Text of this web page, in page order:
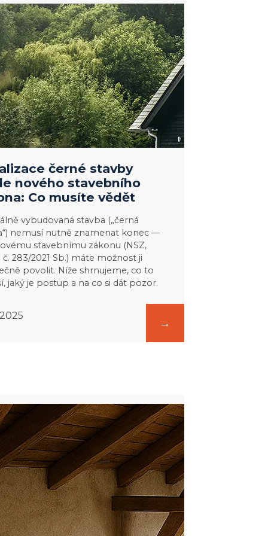
černé stavby
nového stavebního
Co musíte vědět
vybudovaná stavba („černá
nemusí nutně znamenat konec —
stavebnímu zákonu (NSZ,
č. 283/2021 Sb.) máte možnost ji
povolit. Níže shrnujeme, co to
jaký je postup a na co si dát pozor.
2025